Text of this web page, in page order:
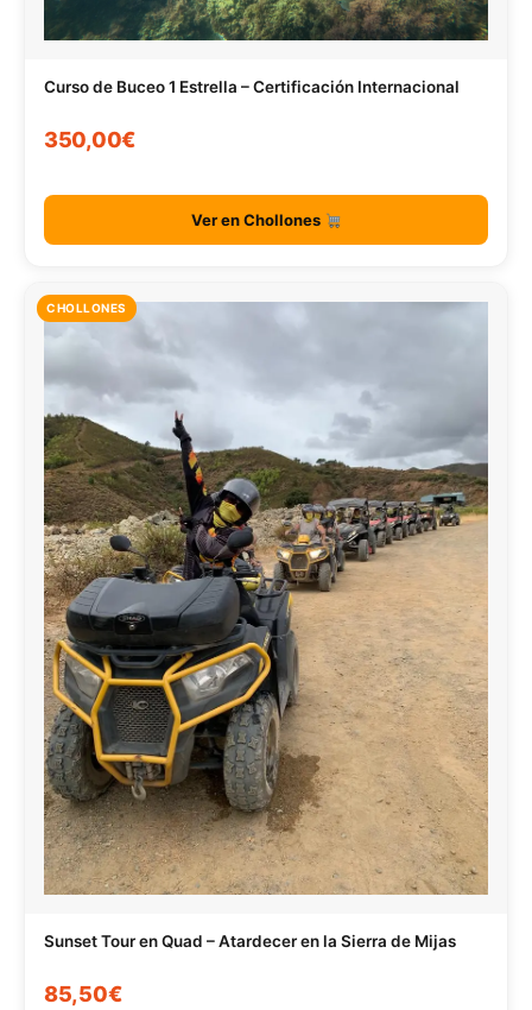
Curso de Buceo 1 Estrella – Certificación Internacional
350,00€
Ver en Chollones
CHOLLONES
Sunset Tour en Quad – Atardecer en la Sierra de Mijas
85,50€